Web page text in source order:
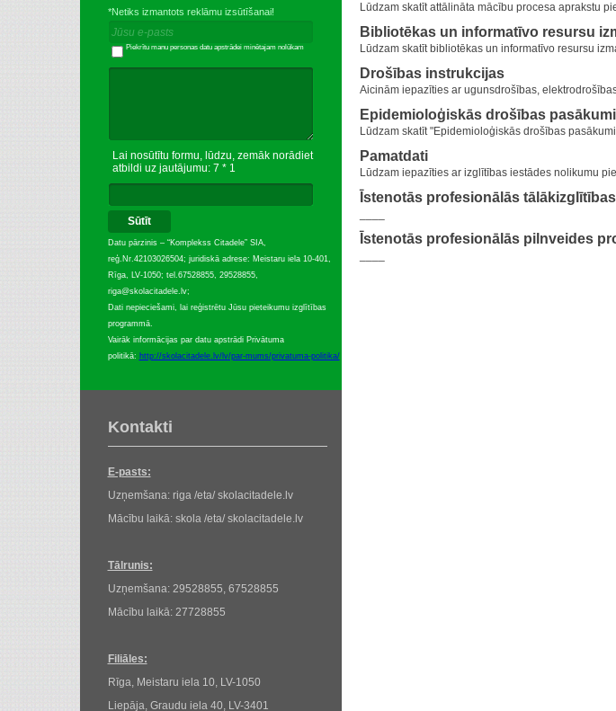
*Netiks izmantots reklāmu izsūtīšanai!
Piekrītu manu personas datu apstrādei minētajam nolūkam
Lai nosūtītu formu, lūdzu, zemāk norādiet
atbildi uz jautājumu: 7 * 1
Sūtīt
Datu pārzinis – “Komplekss Citadele” SIA,
reģ.Nr.42103026504; juridiskā adrese: Meistaru iela 10-401,
Rīga, LV-1050; tel.67528855, 29528855,
riga@skolacitadele.lv;
Dati nepieciešami, lai reģistrētu Jūsu pieteikumu izglītības
programmā.
Vairāk informācijas par datu apstrādi Privātuma
politikā: http://skolacitadele.lv/lv/par-mums/privatuma-politika/
Kontakti
E-pasts:
Uzņemšana: riga /eta/ skolacitadele.lv
Mācību laikā: skola /eta/ skolacitadele.lv
Tālrunis:
Uzņemšana: 29528855, 67528855
Mācību laikā: 27728855
Filiāles:
Rīga, Meistaru iela 10, LV-1050
Liepāja, Graudu iela 40, LV-3401
Lūdzam skatīt attālināta mācību procesa aprakstu
Bibliotēkas un informatīvo resursu
Lūdzam skatīt bibliotēkas un informatīvo resursu
Drošības instrukcijas
Aicinām iepazīties ar ugunsdrošības,
Epidemioloģiskās drošības
Lūdzam skatīt "Epidemioloģiskās drošības
Pamatdati
Lūdzam iepazīties ar izglītības iestādes nolikumu
Īstenotās profesionālās
Īstenotās profesionālās pilnveides